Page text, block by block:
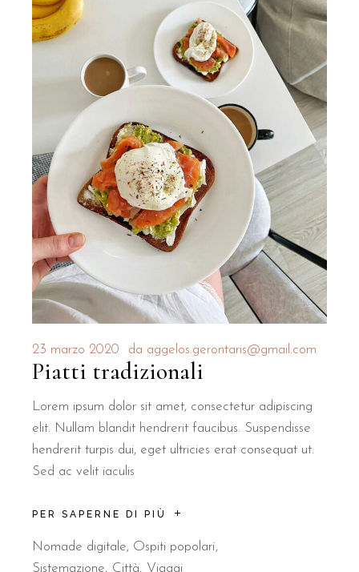
23 marzo 2020 da aggelos.gerontaris@gmail.com
Piatti tradizionali
Lorem ipsum dolor sit amet, consectetur adipiscing
elit. Nullam blandit hendrerit faucibus. Suspendisse
hendrerit turpis dui, eget ultricies erat consequat ut.
Sed ac velit iaculis
PER SAPERNE DI PIÙ
Nomade digitale, Ospiti popolari
Sistemazione
Città Viaggi